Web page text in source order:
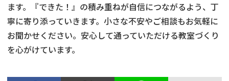
ます。『できた！』の積み重ねが自信につながるよう、丁
寧に寄り添っていきます。小さな不安やご相談もお気軽に
お聞かせください。安心して通っていただける教室づくり
を心がけています。